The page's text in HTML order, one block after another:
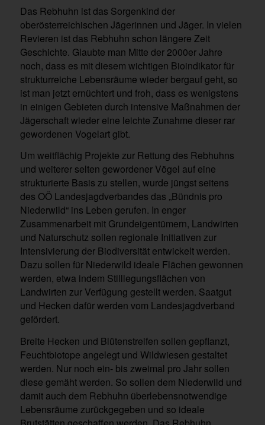
Das Rebhuhn ist das Sorgenkind der
oberösterreichischen Jägerinnen und Jäger. In vielen
Revieren ist das Rebhuhn schon längere Zeit
Geschichte. Glaubte man Mitte der 2000er Jahre
noch, dass es mit diesem wichtigen Bioindikator für
strukturreiche Lebensräume wieder bergauf geht, so
ist man jetzt ernüchtert und froh, dass es wenigstens
in einigen Gebieten durch intensive Maßnahmen der
Jägerschaft wieder eine leichte Zunahme dieser rar
gewordenen Vogelart gibt.
Um weitflächig Projekte zur Rettung des Rebhuhns
und weiterer selten gewordener Vögel auf eine
strukturierte Basis zu stellen, wurde jüngst seitens
des OÖ Landesjagdverbandes das „Bündnis pro
Niederwild“ ins Leben gerufen. In enger
Zusammenarbeit mit Grundeigentümern, Landwirten
und Naturschutz sollen regionale Initiativen zur
Intensivierung der Biodiversität entwickelt werden.
Dazu sollen für Niederwild ideale Flächen gewonnen
werden, etwa indem Stilllegungsflächen von
Landwirten zur Verfügung gestellt werden. Saatgut
und Hecken dafür werden vom Landesjagdverband
gefördert.
Breite Hecken und Blütenstreifen sollen gepflanzt,
Feuchtbiotope angelegt und Wildwiesen gestaltet
werden. Nur noch ein- bis zweimal pro Jahr sollen
diese gemäht werden. So sollen dem Niederwild und
damit auch dem Rebhuhn überlebensnotwendige
Lebensräume zurückgegeben und so ideale